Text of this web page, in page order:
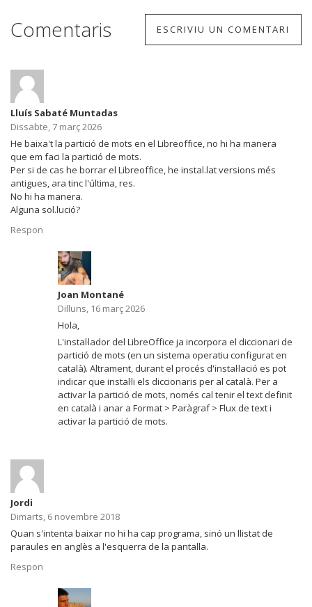
Comentaris ESCRIVIU UN COMENTARI
Lluís Sabaté Muntadas
Dissabte, 7 març 2026
He baixa't la partició de mots en el Libreoffice, no hi ha manera
que em faci la partició de mots.
Per si de cas he borrar el Libreoffice, he instal.lat versions més
antigues, ara tinc l'última, res.
No hi ha manera.
Alguna sol.lució?
Respon
Joan Montané
Dilluns, 16 març 2026
Hola,
L'instal·lador del LibreOffice ja incorpora el diccionari de
partició de mots (en un sistema operatiu configurat en
català). Altrament, durant el procés d'instal·lació es pot
indicar que instal·li els diccionaris per al català. Per a
activar la partició de mots, només cal tenir el text definit
en català i anar a Format > Paràgraf > Flux de text i
activar la partició de mots.
Jordi
Dimarts, 6 novembre 2018
Quan s'intenta baixar no hi ha cap programa, sinó un llistat de
paraules en anglès a l'esquerra de la pantalla.
Respon